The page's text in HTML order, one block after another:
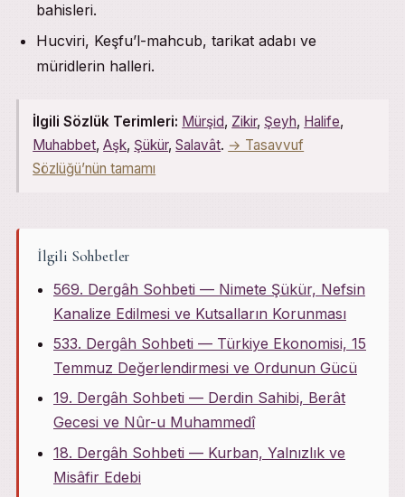
bahisleri.
Hucviri, Keşfu’l-mahcub, tarikat adabı ve
müridlerin halleri.
İlgili Sözlük Terimleri: Mürşid, Zikir, Şeyh, Halife,
Muhabbet,Aşk, Şükür,Salavât. → Tasavvuf
Sözlüğü’nün tamamı
İlgili Sohbetler
569. Dergâh Sohbeti — Nimete Şükür, Nefsin
Kanalize Edilmesi ve Kutsalların Korunması
533. Dergâh Sohbeti — Türkiye Ekonomisi, 15
Temmuz Değerlendirmesi ve Ordunun Gücü
19. Dergâh Sohbeti — Derdin Sahibi, Berât
Gecesi ve Nûr-u Muhammedî
18. Dergâh Sohbeti — Kurban, Yalnızlık ve
Misâfir Edebi